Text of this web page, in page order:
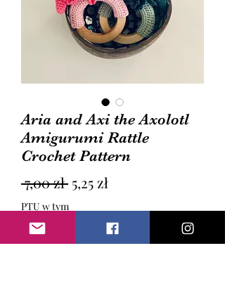
Aria and Axi the Axolotl
Amigurumi Rattle
Crochet Pattern
7,00 zł Regularna
cena
5,25 złCena
PTU w tym
Dodaj do koszyka